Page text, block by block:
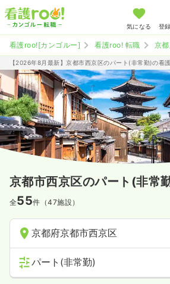
気になる 登
看護roo![カンゴルー] 看護roo! 転職 京
【2026年8月最新】京都市西京区のパート(非常勤)の看
京都市西京区のパート(非常
全55件（47施設）
京都府京都市西京区
パート(非常勤)